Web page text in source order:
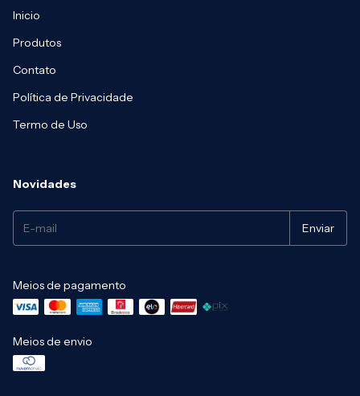
Inicio
Produtos
Contato
Política de Privacidade
Termo de Uso
Novidades
Meios de pagamento
Meios de envio